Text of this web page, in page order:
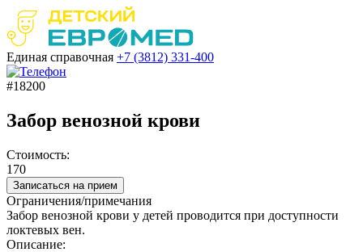
Единая справочная +7 (3812) 331-400
#18200
Забор венозной крови
Стоимость:
170
Записаться на прием
Ограничения/примечания
Забор венозной крови у детей проводится при доступности
локтевых вен.
Описание: